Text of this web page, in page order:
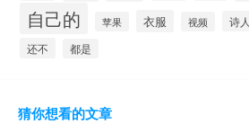
自己的 苹果 衣服 视频 诗人
还不 都是
猜你想看的文章